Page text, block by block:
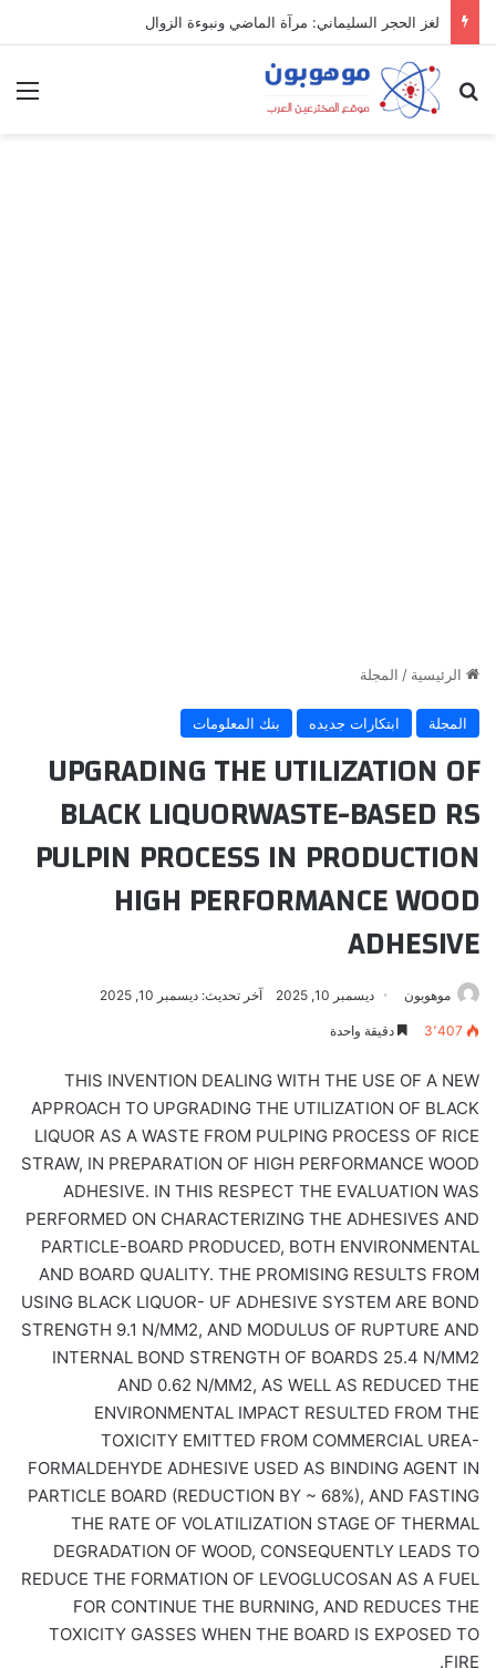
لغز الحجر السليماني: مرآة الماضي ونبوءة الزوال
بحث عن
الرئيسية / المجلة
المجلة ابتكارات جديده بنك المعلومات
UPGRADING THE UTILIZATION OF
BLACK LIQUORWASTE-BASED RS
PULPIN PROCESS IN PRODUCTION
HIGH PERFORMANCE WOOD
ADHESIVE
موهوبون ديسمبر 10, 2025 آخر تحديث: ديسمبر 10, 2025
3٬407 دقيقة واحدة
THIS INVENTION DEALING WITH THE USE OF A NEW
APPROACH TO UPGRADING THE UTILIZATION OF BLACK
LIQUOR AS A WASTE FROM PULPING PROCESS OF RICE
STRAW, IN PREPARATION OF HIGH PERFORMANCE WOOD
ADHESIVE. IN THIS RESPECT THE EVALUATION WAS
PERFORMED ON CHARACTERIZING THE ADHESIVES AND
PARTICLE-BOARD PRODUCED, BOTH ENVIRONMENTAL
AND BOARD QUALITY. THE PROMISING RESULTS FROM
USING BLACK LIQUOR- UF ADHESIVE SYSTEM ARE BOND
STRENGTH 9.1 N/MM2, AND MODULUS OF RUPTURE AND
INTERNAL BOND STRENGTH OF BOARDS 25.4 N/MM2
AND 0.62 N/MM2, AS WELL AS REDUCED THE
ENVIRONMENTAL IMPACT RESULTED FROM THE
TOXICITY EMITTED FROM COMMERCIAL UREA-
FORMALDEHYDE ADHESIVE USED AS BINDING AGENT IN
PARTICLE BOARD (REDUCTION BY ~ 68%), AND FASTING
THE RATE OF VOLATILIZATION STAGE OF THERMAL
DEGRADATION OF WOOD, CONSEQUENTLY LEADS TO
REDUCE THE FORMATION OF LEVOGLUCOSAN AS A FUEL
FOR CONTINUE THE BURNING, AND REDUCES THE
TOXICITY GASSES WHEN THE BOARD IS EXPOSED TO
FIRE.